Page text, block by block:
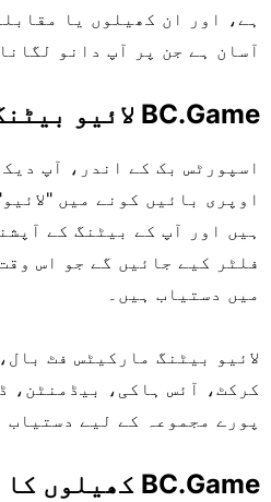
ہے، اور ان کھیلوں یا
آسان ہے جن پر آپ دانو
BC.Game لائیو بیٹنگ
اسپورٹس بک کے اندر، آپ
اوپری بائیں کونے میں
ہیں اور آپ کے بیٹنگ کے
فلٹر کیے جائیں گے جو اس
میں دستیاب ہیں۔
لائیو بیٹنگ مارکیٹس فٹ
کرکٹ، آئس ہاکی، بیڈمنٹن،
پورے مجموعہ کے لیے دستیاب
BC.Game کھیلوں کا بونس